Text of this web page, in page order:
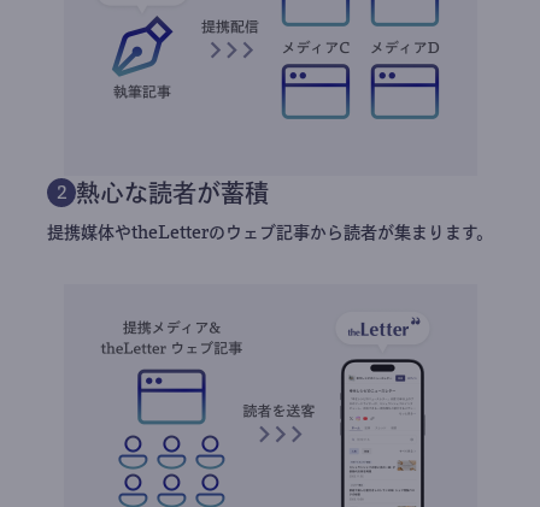
2 熱心な読者が蓄積
提携媒体やtheLetterのウェブ記事から読者が集まります。